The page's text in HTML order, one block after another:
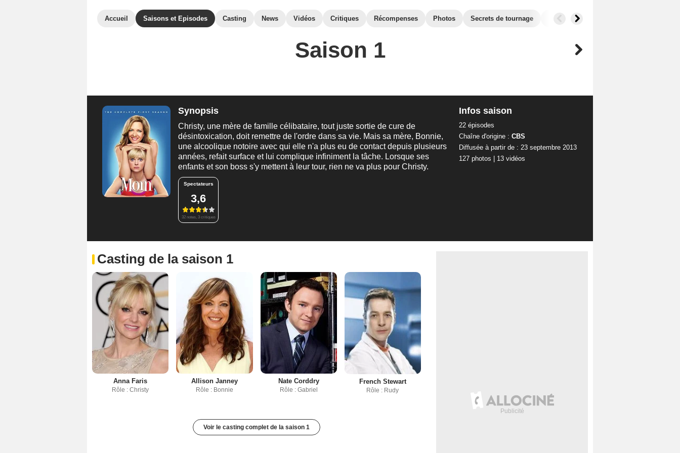
Accueil Saisons et Episodes Casting News Vidéos Critiques Récompenses Photos Secrets de tournage Séries similaires
Saison 1
Synopsis
Christy, une mère de famille célibataire, tout juste sortie de cure de
désintoxication, doit remettre de l'ordre dans sa vie. Mais sa mère, Bonnie,
une alcoolique notoire avec qui elle n'a plus eu de contact depuis plusieurs
années, refait surface et lui complique infiniment la tâche. Lorsque ses
enfants et son boss s'y mettent à leur tour, rien ne va plus pour Christy.
Spectateurs
3,6
32 notes, 3 critiques
Infos saison
22 épisodes
Chaîne d'origine : CBS
Diffusée à partir de : 23 septembre 2013
127 photos
13 vidéos
Casting de la saison 1
Anna Faris
Rôle : Christy
Allison Janney
Rôle : Bonnie
Nate Corddry
Rôle : Gabriel
French Stewart
Rôle : Rudy
Voir le casting complet de la saison 1